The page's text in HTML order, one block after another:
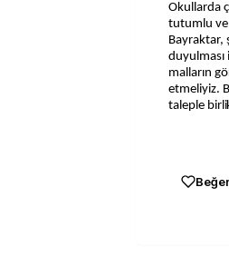
Okullarda
tutumlu ve
Bayraktar,
duyulması
malların
etmeliyiz.
taleple